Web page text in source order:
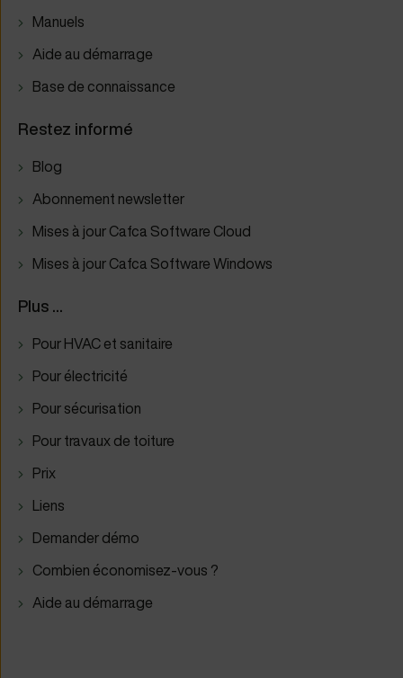
Manuels
Aide au démarrage
Base de connaissance
Restez informé
Blog
Abonnement newsletter
Mises à jour Cafca Software Cloud
Mises à jour Cafca Software Windows
Plus ...
Pour HVAC et sanitaire
Pour électricité
Pour sécurisation
Pour travaux de toiture
Prix
Liens
Demander démo
Combien économisez-vous ?
Aide au démarrage